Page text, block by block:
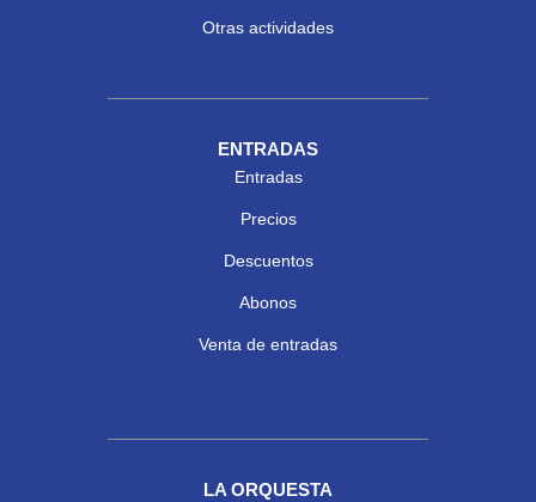
Otras actividades
ENTRADAS
Entradas
Precios
Descuentos
Abonos
Venta de entradas
LA ORQUESTA